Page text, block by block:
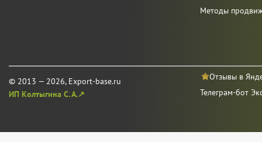
© 2013 — 2026, Export-base.ru
ИП Колтыгина С. А.↗
Методы
Отзывы в
Телеграм-бот